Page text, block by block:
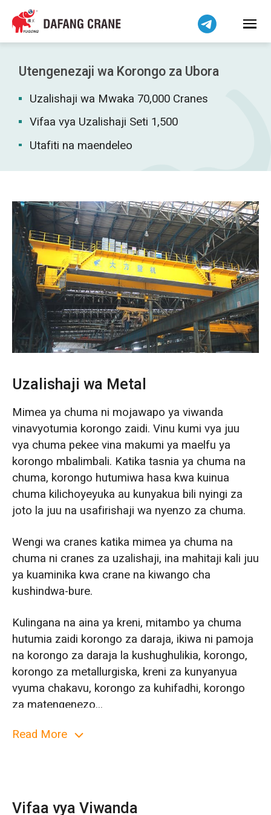
Utengenezaji wa Korongo za Ubora
Uzalishaji wa Mwaka 70,000 Cranes
Vifaa vya Uzalishaji Seti 1,500
Utafiti na maendeleo
Uzalishaji wa Metal
Mimea ya chuma ni mojawapo ya viwanda
vinavyotumia korongo zaidi. Vinu kumi vya juu
vya chuma pekee vina makumi ya maelfu ya
korongo mbalimbali. Katika tasnia ya chuma na
chuma, korongo hutumiwa hasa kwa kuinua
chuma kilichoyeyuka au kunyakua bili nyingi za
joto la juu na usafirishaji wa nyenzo za chuma.
Wengi wa cranes katika mimea ya chuma na
chuma ni cranes za uzalishaji, ina mahitaji kali juu
ya kuaminika kwa crane na kiwango cha
kushindwa-bure.
Kulingana na aina ya kreni, mitambo ya chuma
hutumia zaidi korongo za daraja, ikiwa ni pamoja
na korongo za daraja la kushughulikia, korongo,
korongo za metallurgiska, kreni za kunyanyua
vyuma chakavu, korongo za kuhifadhi, korongo
za matengenezo...
Kulingana na kisambazaji, kiwanda cha chuma
mwingine crane ya multifunctional ambayo
Read More
Vifaa vya Viwanda
हिन्दी
Bahasa Indonesia
Bahasa Melayu
Tiếng Việt
简体中文
বাংলা
فارسی
Pilipino
Čeština
Беларуская мова
Dansk
Norsk
O‘zbekcha